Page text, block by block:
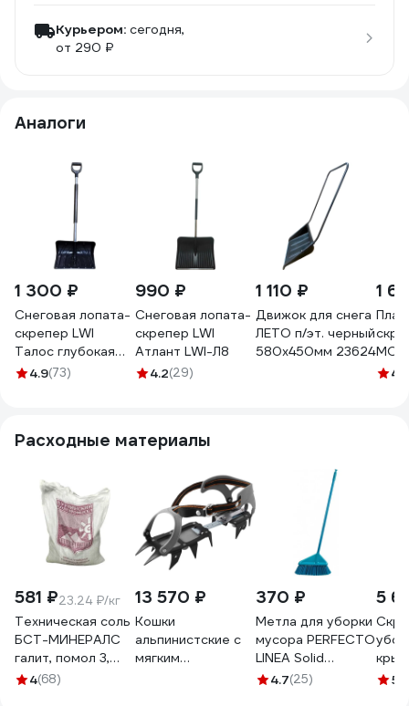
Курьером: сегодня,
от 290 ₽
Аналоги
1 300 ₽
Снеговая лопата-
скрепер LWI
Талос глубокая
морозостойкая
4.9(73)
990 ₽
Снеговая лопата-
скрепер LWI
Атлант LWI-Л8
4.2(29)
1 110 ₽
Движок для снега
ЛЕТО п/эт. черный
580x450мм 23624
1
4.6
Расходные материалы
581 ₽23.24 ₽/кг
Техническая соль
БСТ-МИНЕРАЛС
галит, помол 3,
первый сорт, 25 кг
4(68)
13 570 ₽
Кошки
альпинистские с
мягким
370 ₽
Метла для уборки
мусора PERFECTO
LINEA Solid
голубая 43-
4.7(25)
5
5